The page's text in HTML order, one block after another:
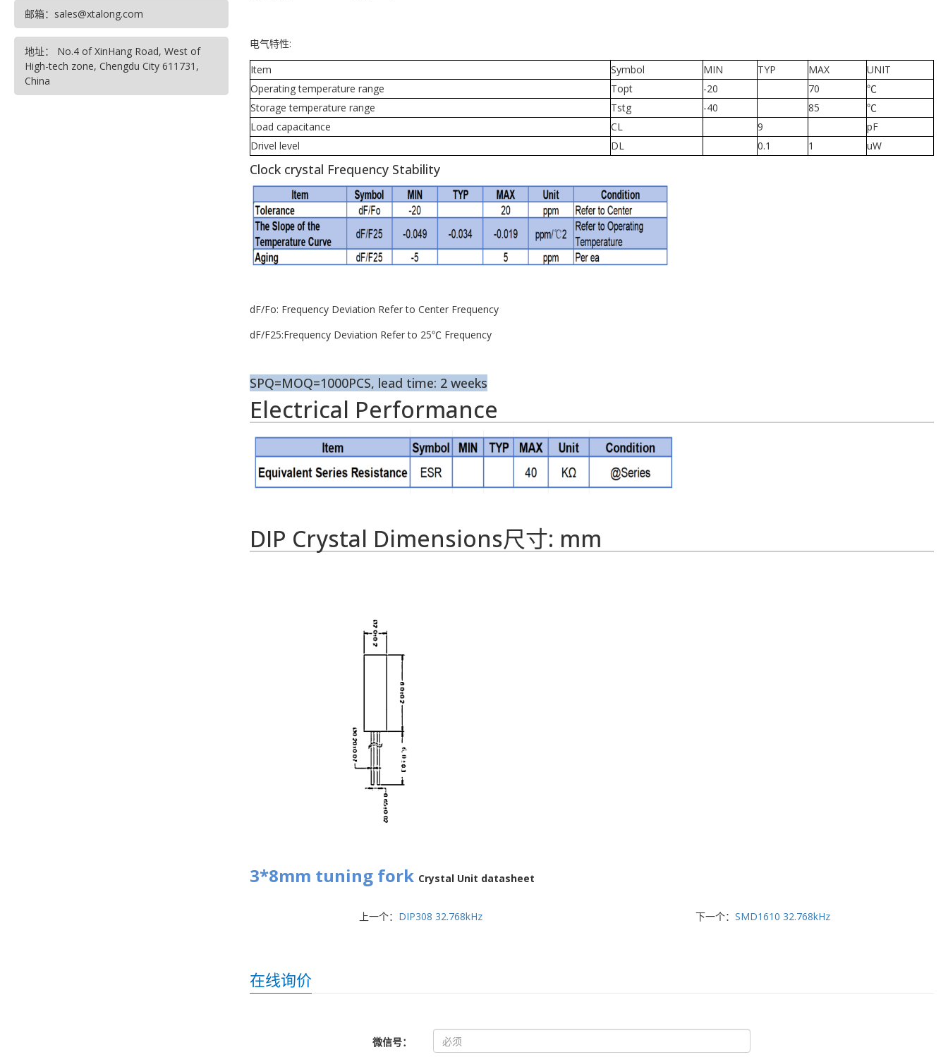
电气特性:
Item
Symbol MIN TYP MAX
UNIT
Operating temperature range
Topt -20 70
℃
Storage temperature range
Tstg -40 85
℃
Load capacitance
CL 9
pF
Drivel level
DL 0.1 1 uW
Clock crystal Frequency Stability
dF/Fo: Frequency Deviation Refer to Center Frequency
dF/F25:Frequency Deviation Refer to 25℃ Frequency
SPQ=MOQ=1000PCS, lead time: 2 weeks
Electrical Performance
DIP Crystal Dimensions尺寸: mm
3*8mm tuning fork Crystal Unit datasheet
上一个： DIP308 32.768kHz 下一个： SMD1610 32.768kHz
在线询价
微信号：
邮箱：sales@xtalong.com
地址： No.4 of XinHang Road, West of
High-tech zone, Chengdu City 611731,
China